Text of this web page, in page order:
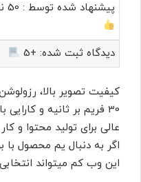
پیشنهاد شده توسط : 50 نفر
دیدگاه ثبت شده: +5
30 فریم بر ثانیه و
عالی برای تولید محتوا و
اگر به دنبال یم محصول با
این وب کم میتواند